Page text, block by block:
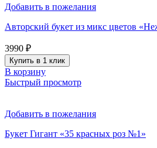
Добавить в пожелания
Авторский букет из микс цветов
3990 ₽
Купить в 1 клик
В корзину
Быстрый просмотр
Добавить в пожелания
Букет Гигант «35 красных роз №1»